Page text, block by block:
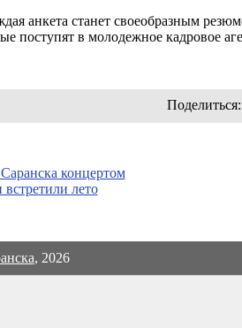
анкета станет своеобразным
поступят в молодежное кадровое
Поделиться:
концертом
лето
, 2026